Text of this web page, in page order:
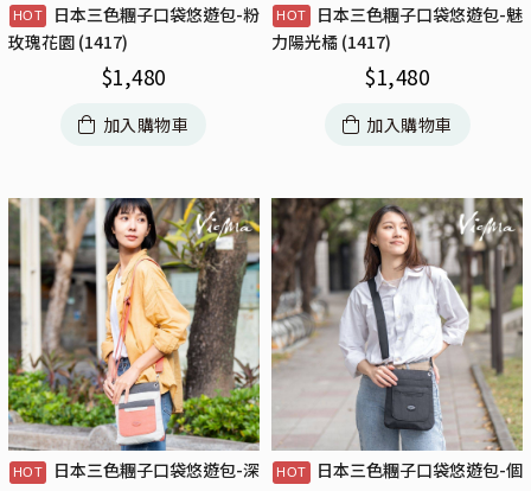
日本三色糰子口袋悠遊包-粉
玫瑰花園 (1417)
$1,480
加入購物車
日本三色糰子口袋悠遊包-魅
力陽光橘 (1417)
$1,480
加入購物車
日本三色糰子口袋悠遊包-深
日本三色糰子口袋悠遊包-個